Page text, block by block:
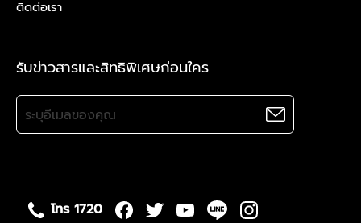
ติดต่อเรา
รับข่าวสารและสิทธิพิเศษก่อนใคร
โทร 1720